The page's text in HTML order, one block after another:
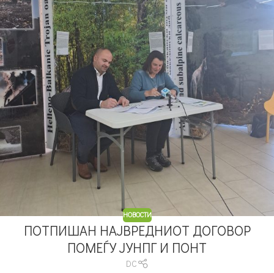
НОВОСТИ
ПОТПИШАН НАЈВРЕДНИОТ ДОГОВОР
ПОМЕЃУ ЈУНПГ И ПОНТ
DC